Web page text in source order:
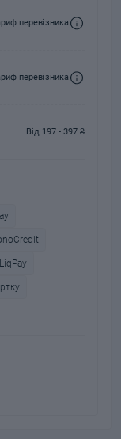
перевізника
перевізника
Від 197 - 397 ₴
LiqPay